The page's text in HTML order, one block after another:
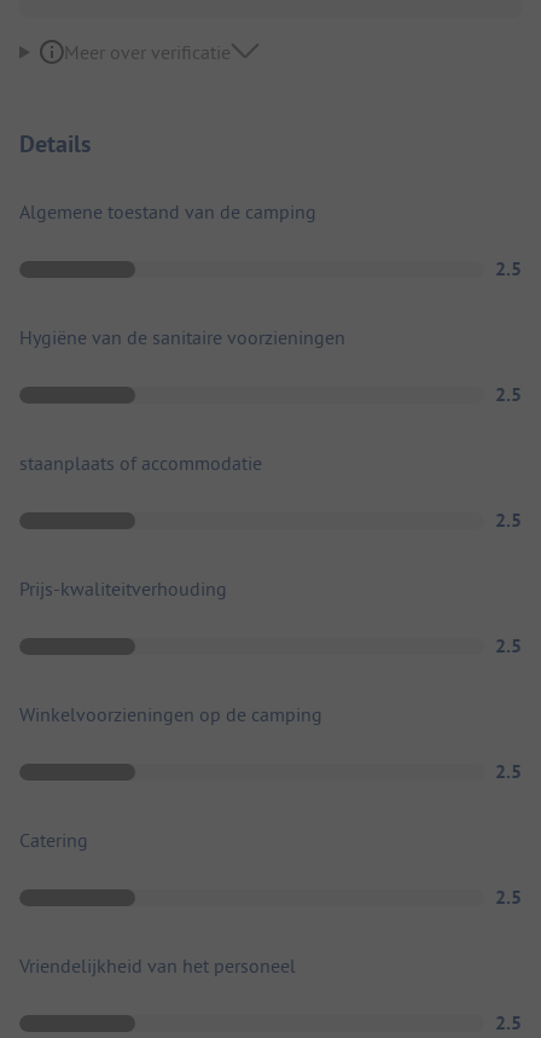
Meer over verificatie
Details
Algemene toestand van de camping
2.5
Hygiëne van de sanitaire voorzieningen
2.5
staanplaats of accommodatie
2.5
Prijs-kwaliteitverhouding
2.5
Winkelvoorzieningen op de camping
2.5
Catering
2.5
Vriendelijkheid van het personeel
2.5